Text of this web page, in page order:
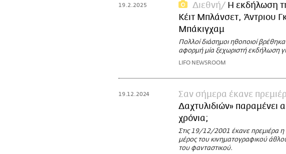
19.2.2025 Διεθνή
Η εκδήλωση
Κέιτ Μπλάνσετ, Άντριου
Μπάκιγχαμ
Πολλοί διάσημοι ηθοποιοί
αφορμή μία ξεχωριστή εκδήλωση
LIFO NEWSROOM
19.12.2024 Σαν σήμερα έκανε
Δαχτυλιδιών» παραμένει
χρόνια;
Στις 19/12/2001 έκανε πρεμιέρα η
μέρος του κινηματογραφικού
του φανταστικού.